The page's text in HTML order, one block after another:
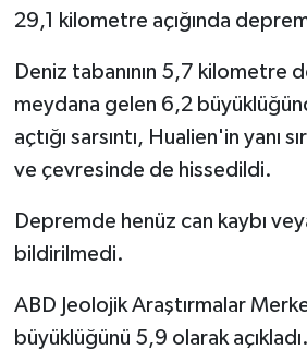
29,1 kilometre açığında
Deniz tabanının 5,7 kilometre
meydana gelen 6,2
açtığı sarsıntı, Hualien'in yanı
ve çevresinde de hissedildi.
Depremde henüz can kaybı
bildirilmedi.
ABD Jeolojik Araştırmalar
büyüklüğünü 5,9 olarak açıkladı.
Bayburt Müftülüğü
Bilecik Müftülüğü
Bingöl Müftülüğü
Bolu Müftülüğü
Burdur Müftülüğü
Kültür-Sanat
Aile
Makaleler
Ekonomi